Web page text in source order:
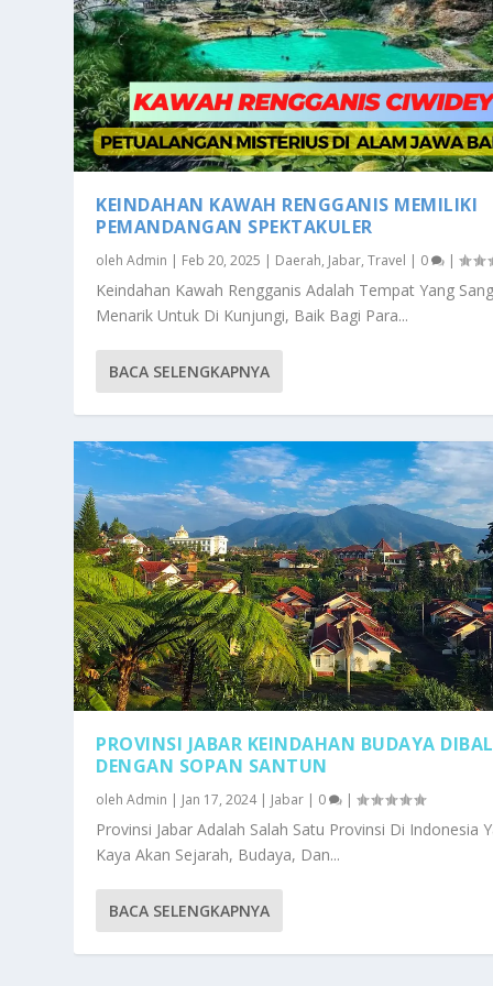
KEINDAHAN KAWAH RENGGANIS MEMILIKI
PEMANDANGAN SPEKTAKULER
olehAdmin | Feb 20, 2025 | Daerah, Jabar,Travel | 0 |
Keindahan Kawah Rengganis Adalah Tempat Yang
Menarik Untuk Di Kunjungi, Baik Bagi Para...
BACA SELENGKAPNYA
PROVINSI JABAR KEINDAHAN BUDAYA
DENGAN SOPAN SANTUN
olehAdmin | Jan 17, 2024| Jabar | 0 |
Provinsi Jabar Adalah Salah Satu Provinsi Di Indonesia
Kaya Akan Sejarah, Budaya, Dan...
BACA SELENGKAPNYA